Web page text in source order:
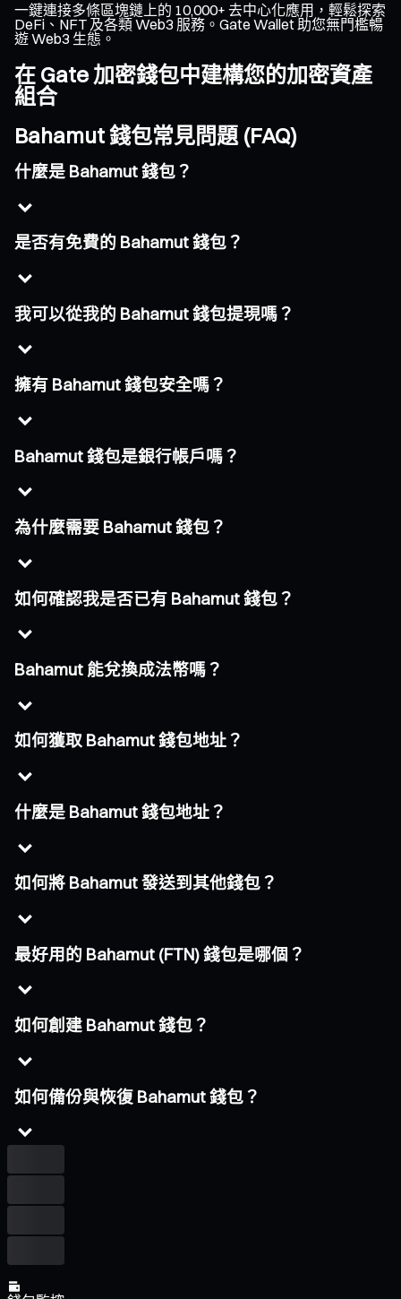
一鍵連接多條區塊鏈上的 10,000+ 去中心化應用，輕鬆探索
DeFi、NFT 及各類 Web3 服務。Gate Wallet 助您無門檻暢
遊 Web3 生態。
在 Gate 加密錢包中建構您的加密資產
組合
Bahamut 錢包常見問題 (FAQ)
什麼是 Bahamut 錢包？
是否有免費的 Bahamut 錢包？
我可以從我的 Bahamut 錢包提現嗎？
擁有 Bahamut 錢包安全嗎？
Bahamut 錢包是銀行帳戶嗎？
為什麼需要 Bahamut 錢包？
如何確認我是否已有 Bahamut 錢包？
Bahamut 能兌換成法幣嗎？
如何獲取 Bahamut 錢包地址？
什麼是 Bahamut 錢包地址？
如何將 Bahamut 發送到其他錢包？
最好用的 Bahamut (FTN) 錢包是哪個？
如何創建 Bahamut 錢包？
如何備份與恢復 Bahamut 錢包？